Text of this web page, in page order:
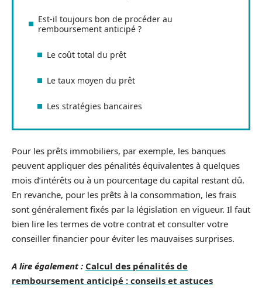
Est-il toujours bon de procéder au
remboursement anticipé ?
Le coût total du prêt
Le taux moyen du prêt
Les stratégies bancaires
Pour les prêts immobiliers, par exemple, les banques
peuvent appliquer des pénalités équivalentes à quelques
mois d’intérêts ou à un pourcentage du capital restant dû.
En revanche, pour les prêts à la consommation, les frais
sont généralement fixés par la législation en vigueur. Il faut
bien lire les termes de votre contrat et consulter votre
conseiller financier pour éviter les mauvaises surprises.
A lire également : Calcul des pénalités de
remboursement anticipé : conseils et astuces